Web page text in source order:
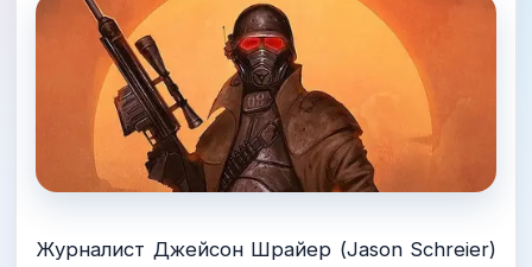
Журналист Джейсон Шрайер (Jason Schreier)